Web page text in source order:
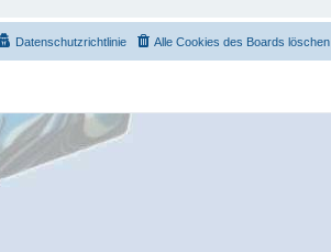
Alle Cookies des Boards löschen
Datenschutzrichtlinie